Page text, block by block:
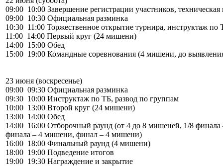
09:00 10:00 Завершение регистрации участников, техническая
09:00 10:30 Официальная разминка
10:30 11:00 Торжественное открытие турнира, инструктаж по
11:00 14:00 Первый круг (24 мишени)
14:00 15:00 Обед
15:00 19:00 Командные соревнования (4 мишени, до
23 июня (воскресенье)
09:00 09:30 Официальная разминка
09:30 10:00 Инструктаж по ТБ, развод по группам
10:00 13:00 Второй круг (24 мишени)
13:00 14:00 Обед
14:00 16:00 Отборочный раунд (от 4 до 8 мишеней, 1/8
финала – 4 мишени, финал – 4 мишени)
16:00 18:00 Финальный раунд (4 мишени)
18:00 19:00 Подведение итогов
19:00 19:30 Награждение и закрытие